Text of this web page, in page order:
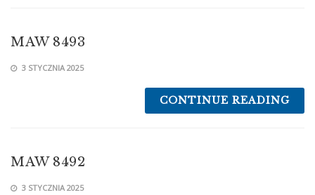
MAW 8493
3 STYCZNIA 2025
CONTINUE READING
MAW 8492
3 STYCZNIA 2025